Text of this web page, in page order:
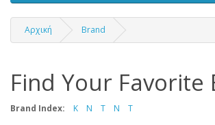
Αρχική Brand
Find Your Favorite
Brand Index: K N T Ν Τ